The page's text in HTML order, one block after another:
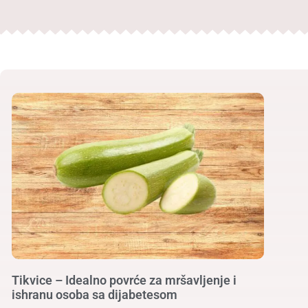
Tikvice – Idealno povrće za mršavljenje i
ishranu osoba sa dijabetesom